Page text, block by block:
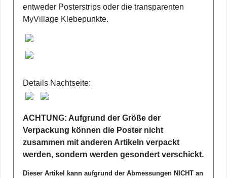
entweder Posterstrips oder die transparenten
MyVillage Klebepunkte.
Details Nachtseite:
ACHTUNG: Aufgrund der Größe der
Verpackung können die Poster nicht
zusammen mit anderen Artikeln verpackt
werden, sondern werden gesondert verschickt.
Dieser Artikel kann aufgrund der Abmessungen NICHT an